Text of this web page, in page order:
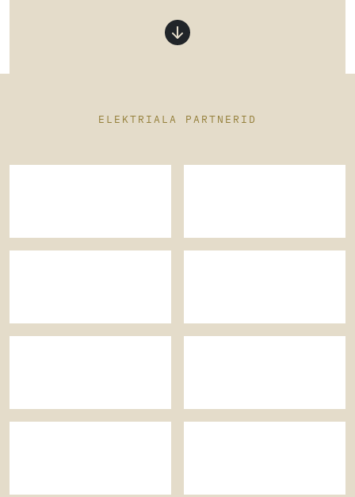
ELEKTRIALA PARTNERID